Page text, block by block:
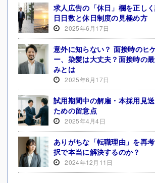
求人広告の「休日」欄を正し
日日数と休日制度の見極め方
2025年6月17日
意外に知らない？ 面接時のヒ
ー、染髪は大丈夫？面接時の
みとは
2025年6月17日
試用期間中の解雇・本採用見
ための留意点
2025年4月4日
ありがちな「転職理由」を再
択で本当に解決するのか？
2024年12月11日